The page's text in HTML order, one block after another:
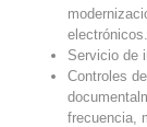
electrónicos.
Servicio de
Controles
frecuencia,